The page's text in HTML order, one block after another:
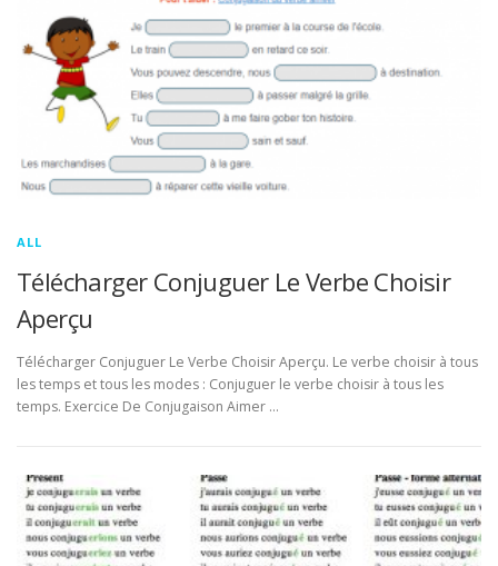
ALL
Télécharger Conjuguer Le Verbe Choisir
Aperçu
Télécharger Conjuguer Le Verbe Choisir Aperçu. Le verbe choisir à tous
les temps et tous les modes : Conjuguer le verbe choisir à tous les
temps. Exercice De Conjugaison Aimer …